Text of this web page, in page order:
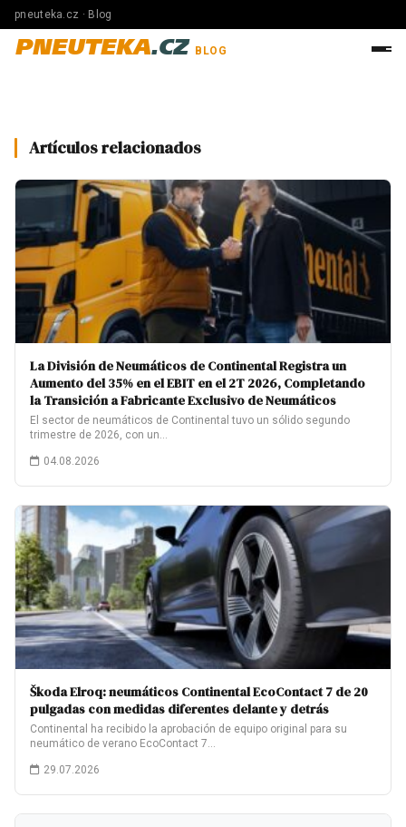
pneuteka.cz · Blog
PNEUTEKA.CZ BLOG
Artículos relacionados
La División de Neumáticos de Continental Registra un
Aumento del 35% en el EBIT en el 2T 2026, Completando
la Transición a Fabricante Exclusivo de Neumáticos
El sector de neumáticos de Continental tuvo un sólido segundo
trimestre de 2026, con un…
04.08.2026
Škoda Elroq: neumáticos Continental EcoContact 7 de 20
pulgadas con medidas diferentes delante y detrás
Continental ha recibido la aprobación de equipo original para su
neumático de verano EcoContact 7…
29.07.2026